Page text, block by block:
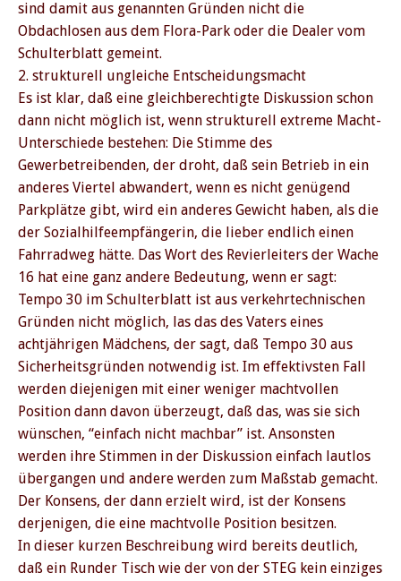
sind damit aus genannten Gründen nicht die
Obdachlosen aus dem Flora-Park oder die Dealer vom
Schulterblatt gemeint.
2. strukturell ungleiche Entscheidungsmacht
Es ist klar, daß eine gleichberechtigte Diskussion schon
dann nicht möglich ist, wenn strukturell extreme Macht-
Unterschiede bestehen: Die Stimme des
Gewerbetreibenden, der droht, daß sein Betrieb in ein
anderes Viertel abwandert, wenn es nicht genügend
Parkplätze gibt, wird ein anderes Gewicht haben, als die
der Sozialhilfeempfängerin, die lieber endlich einen
Fahrradweg hätte. Das Wort des Revierleiters der Wache
16 hat eine ganz andere Bedeutung, wenn er sagt:
Tempo 30 im Schulterblatt ist aus verkehrtechnischen
Gründen nicht möglich, las das des Vaters eines
achtjährigen Mädchens, der sagt, daß Tempo 30 aus
Sicherheitsgründen notwendig ist. Im effektivsten Fall
werden diejenigen mit einer weniger machtvollen
Position dann davon überzeugt, daß das, was sie sich
wünschen, “einfach nicht machbar” ist. Ansonsten
werden ihre Stimmen in der Diskussion einfach lautlos
übergangen und andere werden zum Maßstab gemacht.
Der Konsens, der dann erzielt wird, ist der Konsens
derjenigen, die eine machtvolle Position besitzen.
In dieser kurzen Beschreibung wird bereits deutlich,
daß ein Runder Tisch wie der von der STEG kein einziges